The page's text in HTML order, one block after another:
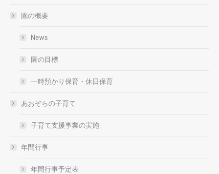
園の概要
News
園の目標
一時預かり保育・休日保育
あおぞらの子育て
子育て支援事業の実施
年間行事
年間行事予定表